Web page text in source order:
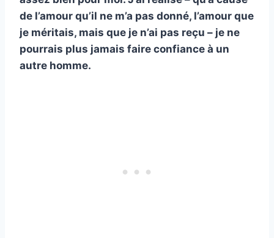
de l’amour qu’il ne m’a pas donné, l’amour que
je méritais, mais que je n’ai pas reçu – je ne
pourrais plus jamais faire confiance à un
autre homme.